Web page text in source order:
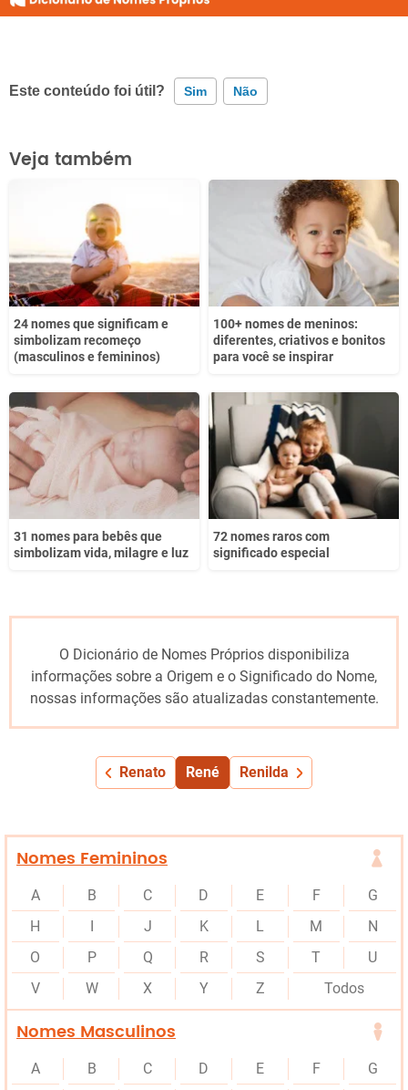
Este conteúdo foi útil? Sim Não
Este conteúdo contém informação incorreta
Este conteúdo não tem a informação que procuro
Veja também
24 nomes que significam e
simbolizam recomeço
(masculinos e femininos)
100+ nomes de meninos:
diferentes, criativos e bonitos
para você se inspirar
31 nomes para bebês que
simbolizam vida, milagre e luz
72 nomes raros com
significado especial
O Dicionário de Nomes Próprios disponibiliza
informações sobre a Origem e o Significado do Nome,
nossas informações são atualizadas constantemente.
Renato René Renilda
Nomes Femininos
A B C D E F
G
H
J K L M
N
O
P Q R S T
U
V
W X Y Z Todos
Nomes Masculinos
A B C D E F
G